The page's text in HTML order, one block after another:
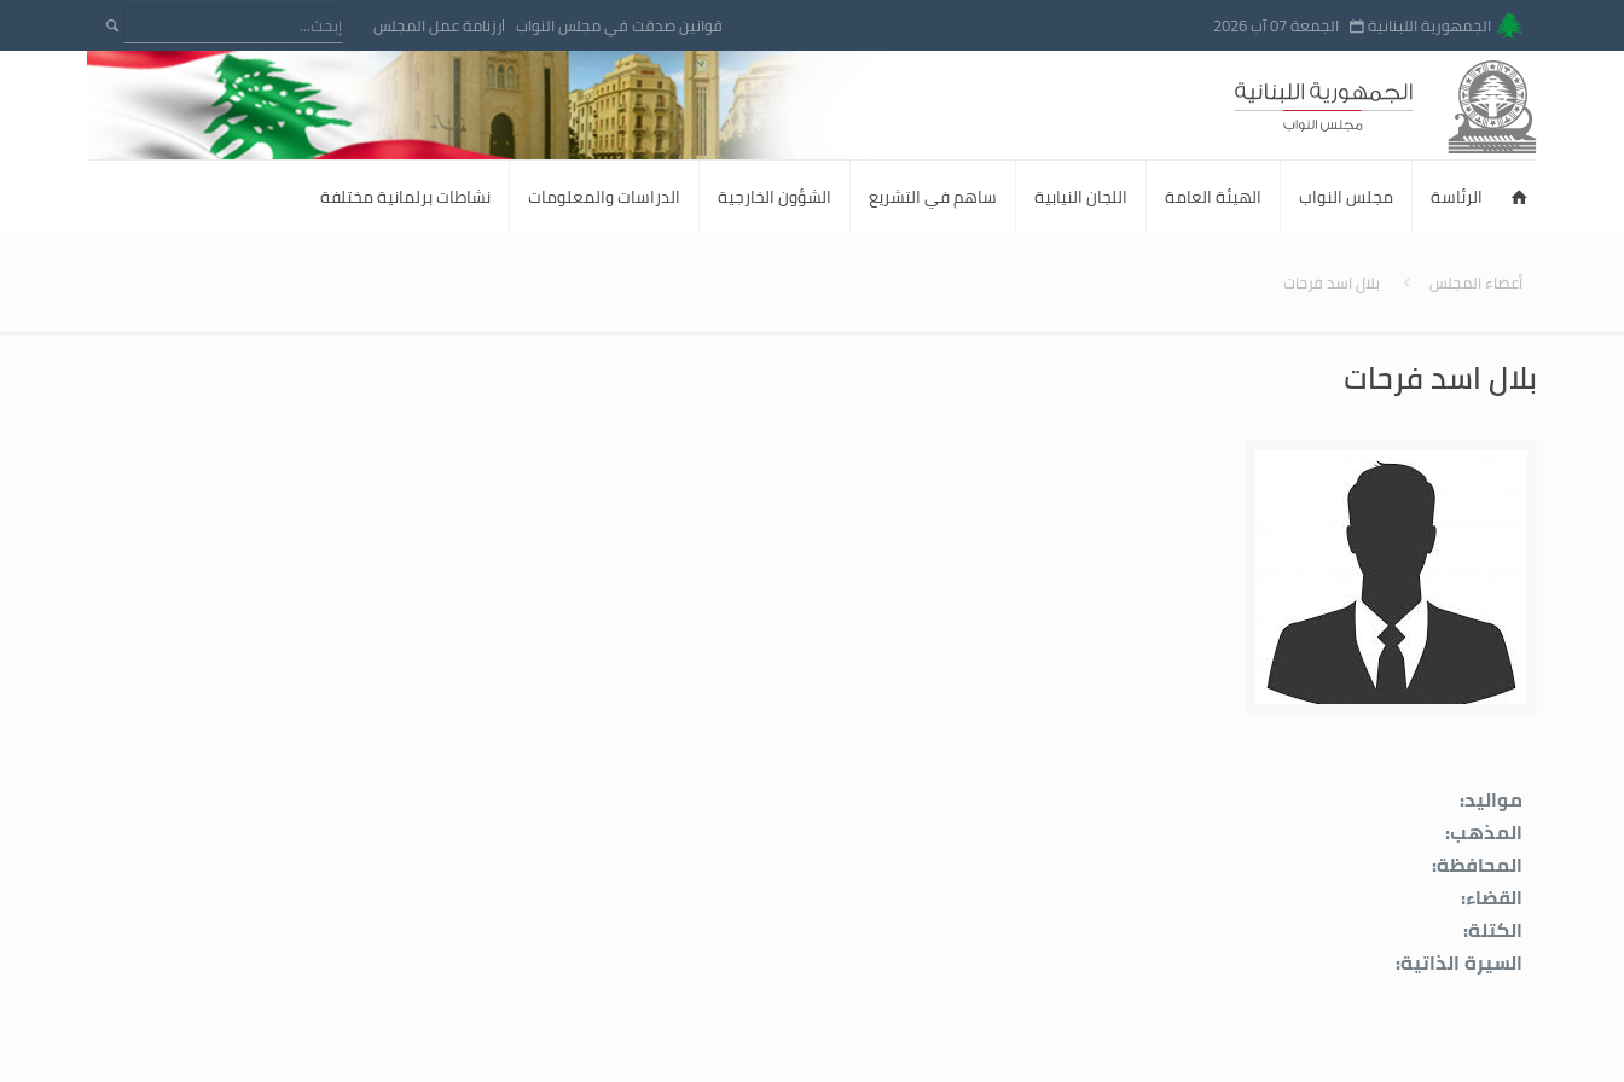
الجمهورية اللبنانية الجمعة 07 آب 2026 قوانين صدقت في مجلس النواب رزنامة عمل المجلس
الرئاسة مجلس النواب الهيئة العامة اللجان النيابية ساهم في التشريع الشؤون الخارجية الدراسات والمعلومات نشاطات برلمانية مختلفة
أعضاء المجلس بلال اسد فرحات
بلال اسد فرحات
مواليد:
المذهب:
المحافظة:
القضاء:
الكتلة:
السيرة الذاتية: